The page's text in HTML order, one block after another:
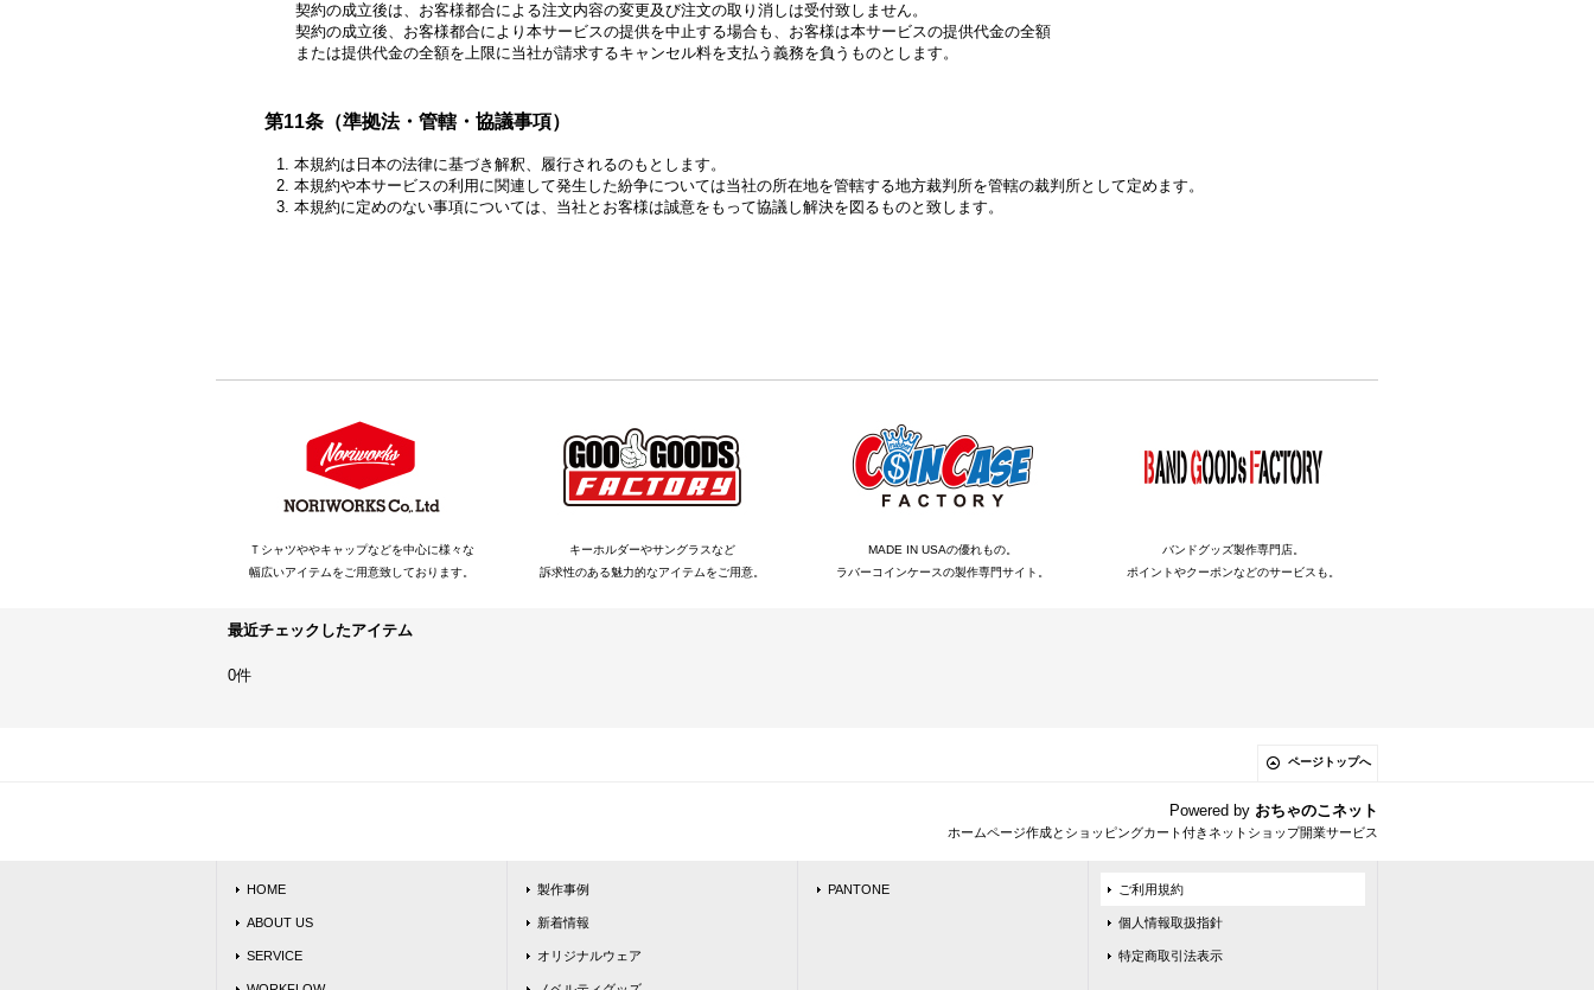
契約の成立後は、お客様都合による注文内容の変更及び注文の取り消しは受付致しません。
契約の成立後、お客様都合により本サービスの提供を中止する場合も、お客様は本サービスの提供代金の全額
または提供代金の全額を上限に当社が請求するキャンセル料を支払う義務を負うものとします。
第11条（準拠法・管轄・協議事項）
本規約は日本の法律に基づき解釈、履行されるのもとします。
本規約や本サービスの利用に関連して発生した紛争については当社の所在地を管轄する地方裁判所を管轄の裁判所として定めます。
本規約に定めのない事項については、当社とお客様は誠意をもって協議し解決を図るものと致します。
Ｔシャツややキャップなどを中心に様々な
幅広いアイテムをご用意致しております。
キーホルダーやサングラスなど
訴求性のある魅力的なアイテムをご用意。
MADE IN USAの優れもの。
ラバーコインケースの製作専門サイト。
バンドグッズ製作専門店。
ポイントやクーポンなどのサービスも。
最近チェックしたアイテム
0件
ページトップへ
Powered by おちゃのこネット
ホームページ作成とショッピングカート付きネットショップ開業サービス
HOME
ABOUT US
SERVICE
製作事例
新着情報
オリジナルウェア
PANTONE ご利用規約
個人情報取扱指針
特定商取引法表示